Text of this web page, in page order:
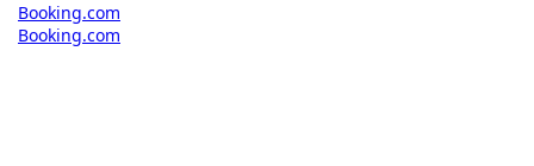
Booking.com
Booking.com